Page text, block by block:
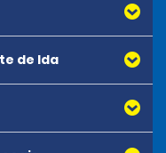
de Ida